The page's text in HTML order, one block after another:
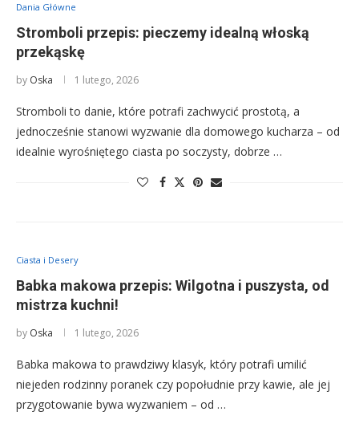
Dania Główne
Stromboli przepis: pieczemy idealną włoską
przekąskę
by Oska 1 lutego, 2026
Stromboli to danie, które potrafi zachwycić prostotą, a
jednocześnie stanowi wyzwanie dla domowego kucharza – od
idealnie wyrośniętego ciasta po soczysty, dobrze …
Ciasta i Desery
Babka makowa przepis: Wilgotna i puszysta, od
mistrza kuchni!
by Oska 1 lutego, 2026
Babka makowa to prawdziwy klasyk, który potrafi umilić
niejeden rodzinny poranek czy popołudnie przy kawie, ale jej
przygotowanie bywa wyzwaniem – od …